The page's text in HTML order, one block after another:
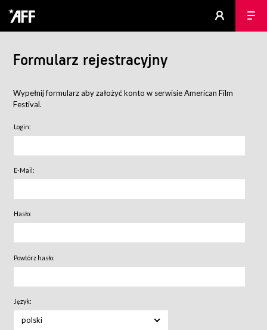
Formularz rejestracyjny
Wypełnij formularz aby założyć konto w serwisie American Film
Festival.
Login:
E-Mail:
Hasło:
Powtórz hasło:
Język:
polski